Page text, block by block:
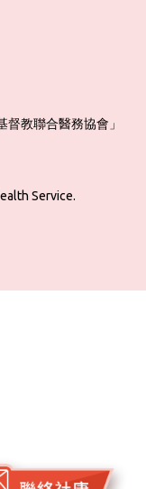
督教聯合醫務協會」
Service.